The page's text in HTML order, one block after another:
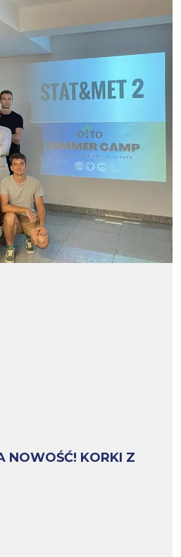
NOWOŚĆ! KORKI Z